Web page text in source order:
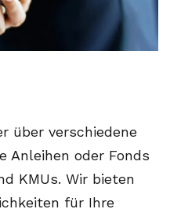
über verschiedene
Anleihen oder Fonds
KMUs. Wir bieten
für Ihre